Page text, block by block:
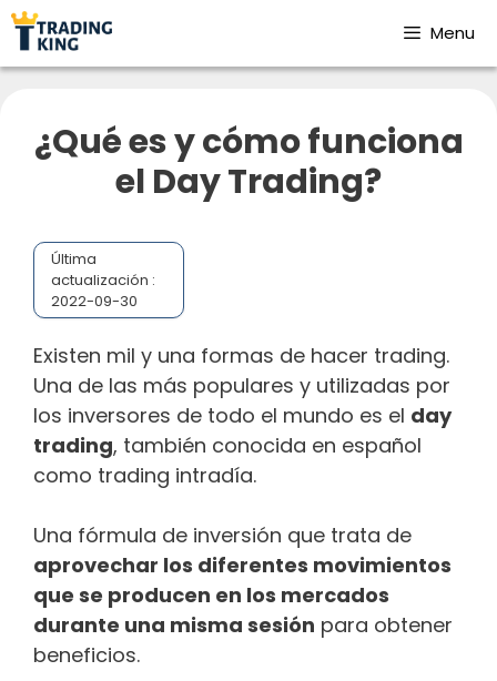
Menu
¿Qué es y cómo funciona
el Day Trading?
Última
actualización :
2022-09-30
Existen mil y una formas de hacer trading.
Una de las más populares y utilizadas por
los inversores de todo el mundo es el day
trading, también conocida en español
como trading intradía.
Una fórmula de inversión que trata de
aprovechar los diferentes movimientos
que se producen en los mercados
durante una misma sesión para obtener
beneficios.